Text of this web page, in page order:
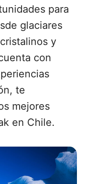
b
o
k
e
e
para
glaciares
y
con
te
mejores
en Chile.